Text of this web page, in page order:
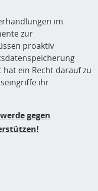
im
zur
proaktiv
ein Recht darauf zu
ihr
gegen